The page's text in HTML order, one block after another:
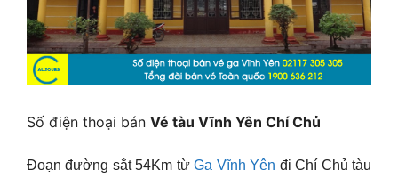
Số điện thoại bán Vé tàu Vĩnh Yên Chí Chủ
Đoạn đường sắt 54Km từGa Vĩnh Yên đi Chí Chủ tàu